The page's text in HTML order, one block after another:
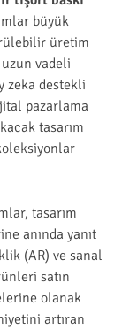
büyük
üretim
vadeli
zeka destekli
pazarlama
tasarım
tasarım
anında yanıt
(AR) ve sanal
satın
olanak
artıran